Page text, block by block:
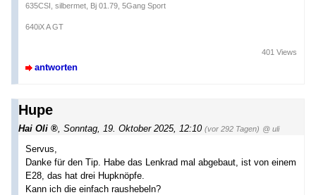
635CSI, silbermet, Bj 01.79, 5Gang Sport
640iX A GT
antworten
401 Views
Hupe
Hai Oli Sonntag, 19. Oktober 2025, 12:10 (vor 292 Tagen) @ uli
Servus,
Danke für den Tip. Habe das Lenkrad mal abgebaut, ist von einem
E28, das hat drei Hupknöpfe.
Kann ich die einfach raushebeln?